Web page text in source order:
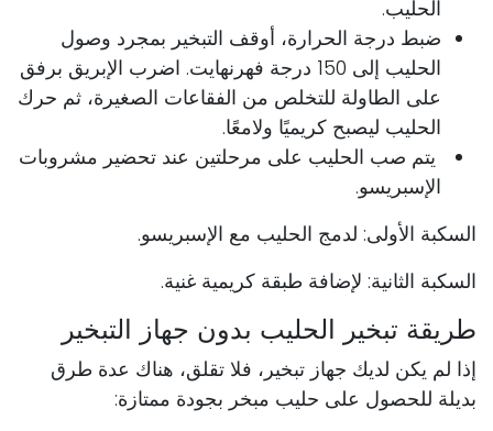
الحليب.
ضبط درجة الحرارة، أوقف التبخير بمجرد وصول
الحليب إلى 150 درجة فهرنهايت. اضرب الإبريق برفق
على الطاولة للتخلص من الفقاعات الصغيرة، ثم حرك
الحليب ليصبح كريميًا ولامعًا.
يتم صب الحليب على مرحلتين عند تحضير مشروبات
الإسبريسو.
السكبة الأولى: لدمج الحليب مع الإسبريسو.
السكبة الثانية: لإضافة طبقة كريمية غنية.
طريقة تبخير الحليب بدون جهاز التبخير
إذا لم يكن لديك جهاز تبخير، فلا تقلق، هناك عدة طرق
بديلة للحصول على حليب مبخر بجودة ممتازة: